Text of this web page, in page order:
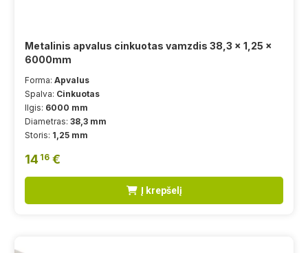
Metalinis apvalus cinkuotas vamzdis 38,3 x 1,25 x
6000mm
Forma: Apvalus
Spalva: Cinkuotas
Ilgis: 6000 mm
Diametras: 38,3 mm
Storis: 1,25 mm
14 16 €
Į krepšelį